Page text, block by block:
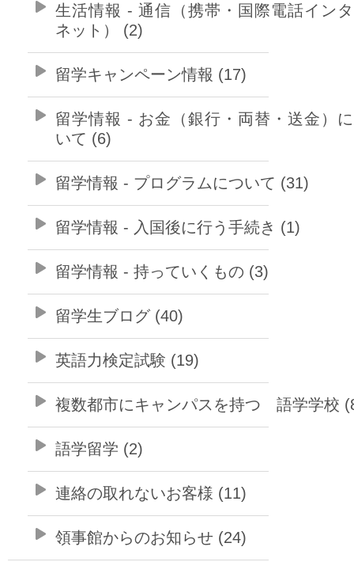
生活情報 - 通信（携帯・国際電話イン
ネット） (2)
留学キャンペーン情報 (17)
留学情報 - お金（銀行・両替・送金）
いて (6)
留学情報 - プログラムについて (31)
留学情報 - 入国後に行う手続き (1)
留学情報 - 持っていくもの (3)
留学生ブログ (40)
英語力検定試験 (19)
複数都市にキャンパスを持つ 語学学校
語学留学 (2)
連絡の取れないお客様 (11)
領事館からのお知らせ (24)